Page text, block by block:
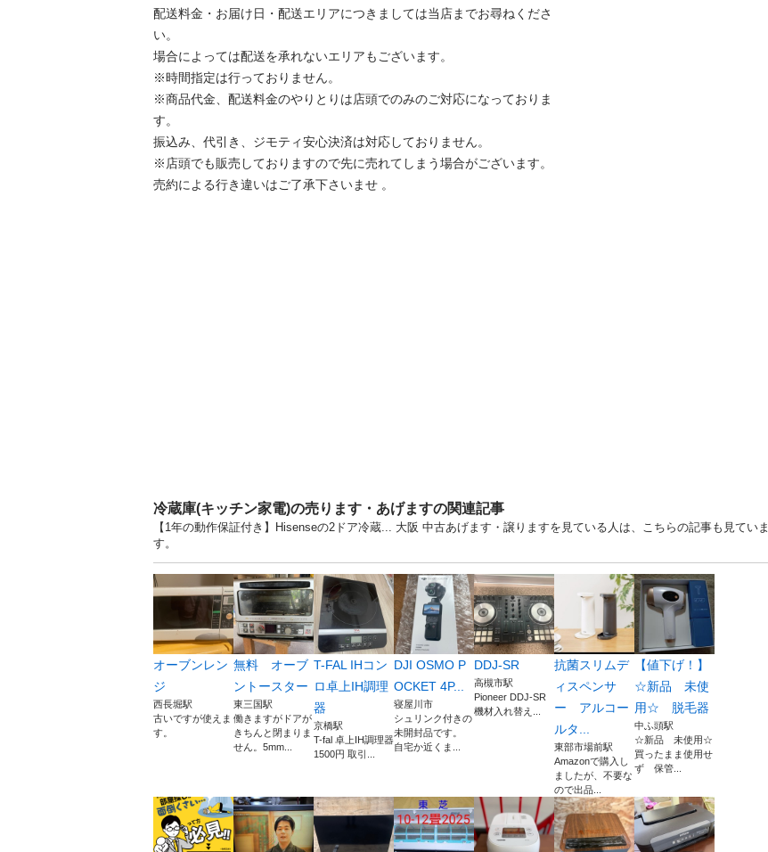
配送料金・お届け日・配送エリアにつきましては当店までお尋ねくださ
い。
場合によっては配送を承れないエリアもございます。
※時間指定は行っておりません。
※商品代金、配送料金のやりとりは店頭でのみのご対応になっておりま
す。
振込み、代引き、ジモティ安心決済は対応しておりません。
※店頭でも販売しておりますので先に売れてしまう場合がございます。
売約による行き違いはご了承下さいませ 。
冷蔵庫(キッチン家電)の売ります・あげますの関連記事
【1年の動作保証付き】Hisenseの2ドア冷蔵... 大阪 中古あげます・譲りますを見ている人は、こちらの記事も見ていま
す。
オーブンレン
ジ
西長堀駅
古いですが使えま
す。
無料 オーブ
ントースター
東三国駅
働きますがドアが
きちんと閉まりま
せん。5mm...
T-FAL IHコン
ロ卓上IH調理
器
京橋駅
T-fal 卓上IH調理器
1500円 取引...
DJI OSMO P
OCKET 4P...
寝屋川市
シュリンク付きの
未開封品です。
自宅か近くま...
DDJ-SR
高槻市駅
Pioneer DDJ-SR
機材入れ替え...
抗菌スリムデ
ィスペンサ
ー アルコー
ルタ...
東部市場前駅
Amazonで購入し
ましたが、不要な
ので出品...
【値下げ！】
☆新品 未使
用☆ 脱毛器
中ふ頭駅
☆新品 未使用☆
買ったまま使用せ
ず 保管...